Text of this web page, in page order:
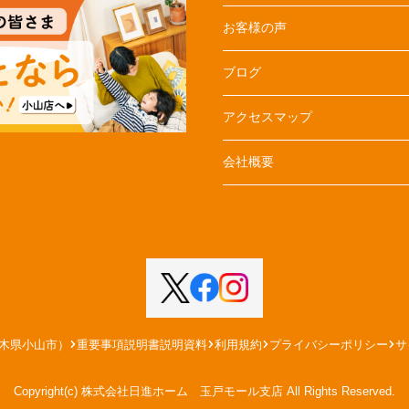
お客様の声
ブログ
アクセスマップ
会社概要
県小山市） 重要事項説明書説明資料 利用規約 プライバシーポリシー
Copyright(c) 株式会社日進ホーム 玉戸モール支店 All Rights Reserved.